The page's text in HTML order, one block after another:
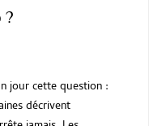
?
jour cette question :
décrivent